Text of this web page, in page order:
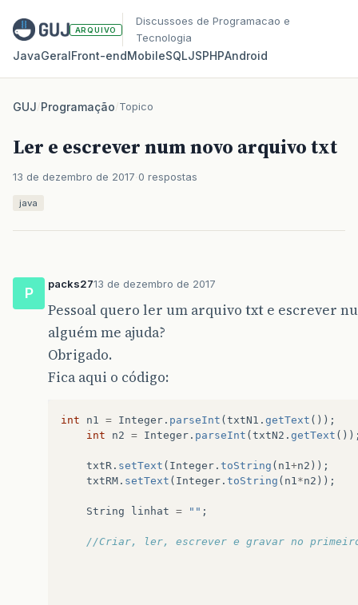
ARQUIVO
Discussoes de Programacao e
Tecnologia
JavaGeralFront‑endMobileSQLJSPHPAndroid
GUJ/Programação/Topico
Ler e escrever num novo arquivo txt
13 de dezembro de 2017 0 respostas
java
P
packs2713 de dezembro de 2017
Pessoal quero ler um arquivo txt e escrever
alguém me ajuda?
Obrigado.
Fica aqui o código:
int n1 = Integer . parseInt ( txtN1 . getText ());
int
n2 = Integer . parseInt ( txtN2 . getText
txtR . setText ( Integer . toString ( n1+n2 ));
txtRM . setText ( Integer . toString ( n1*n2 ));
String linhat = "" ;
//Criar, ler, escrever e gravar no